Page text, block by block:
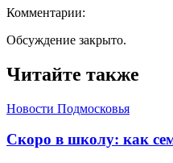
Комментарии:
Обсуждение закрыто.
Читайте также
Новости Подмосковья
Скоро в школу: как